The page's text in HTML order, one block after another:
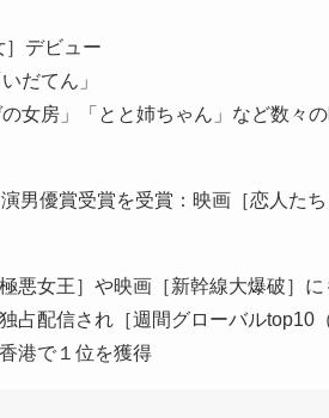
デビュー
だてん」
女房」「とと姉ちゃん」など数々
男優賞受賞を受賞：映画［恋人たち
悪女王］や映画［新幹線大爆破］に
占配信され［週間グローバルtop10
港で１位を獲得